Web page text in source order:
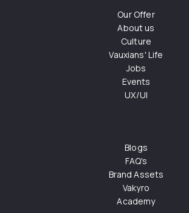
Our Offer
About us
Culture
Vauxians' Life
Jobs
Events
UX/UI
Blogs
FAQ's
Brand Assets
Vakyro
Academy